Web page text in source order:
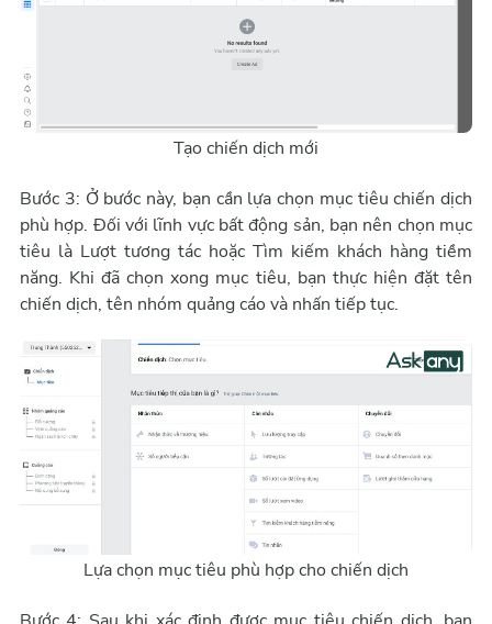
Tạo chiến dịch mới
Bước 3: Ở bước này, bạn cần lựa chọn mục tiêu chiến dịch
phù hợp. Đối với lĩnh vực bất động sản, bạn nên chọn mục
tiêu là Lượt tương tác hoặc Tìm kiếm khách hàng tiềm
năng. Khi đã chọn xong mục tiêu, bạn thực hiện đặt tên
chiến dịch, tên nhóm quảng cáo và nhấn tiếp tục.
Lựa chọn mục tiêu phù hợp cho chiến dịch